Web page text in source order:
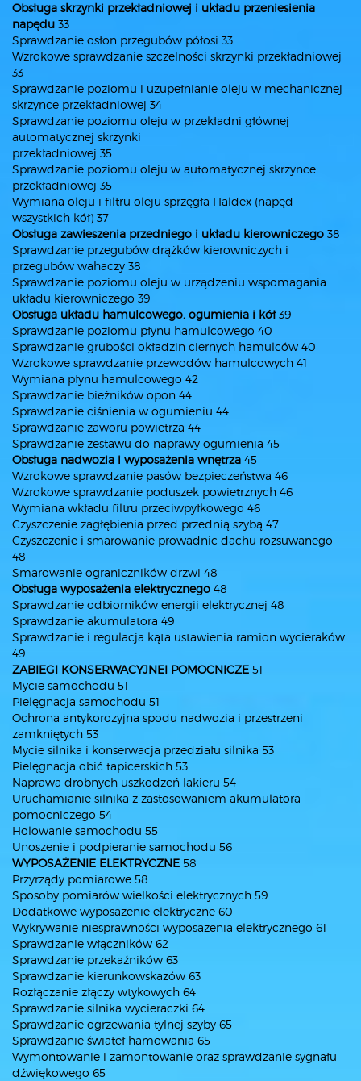
Obsługa skrzynki przekładniowej i układu przeniesienia
napędu 33
Sprawdzanie osłon przegubów półosi 33
Wzrokowe sprawdzanie szczelności skrzynki przekładniowej
33
Sprawdzanie poziomu i uzupełnianie oleju w mechanicznej
skrzynce przekładniowej 34
Sprawdzanie poziomu oleju w przekładni głównej
automatycznej skrzynki
przekładniowej 35
Sprawdzanie poziomu oleju w automatycznej skrzynce
przekładniowej 35
Wymiana oleju i filtru oleju sprzęgła Haldex (napęd
wszystkich kół) 37
Obsługa zawieszenia przedniego i układu kierowniczego 38
Sprawdzanie przegubów drążków kierowniczych i
przegubów wahaczy 38
Sprawdzanie poziomu oleju w urządzeniu wspomagania
układu kierowniczego 39
Obsługa układu hamulcowego, ogumienia i kół39
Sprawdzanie poziomu płynu hamulcowego 40
Sprawdzanie grubości okładzin ciernych hamulców 40
Wzrokowe sprawdzanie przewodów hamulcowych 41
Wymiana płynu hamulcowego 42
Sprawdzanie bieżników opon 44
Sprawdzanie ciśnienia w ogumieniu 44
Sprawdzanie zaworu powietrza 44
Sprawdzanie zestawu do naprawy ogumienia 45
Obsługa nadwozia i wyposażenia wnętrza 45
Wzrokowe sprawdzanie pasów bezpieczeństwa 46
Wzrokowe sprawdzanie poduszek powietrznych 46
Wymiana wkładu filtru przeciwpyłkowego 46
Czyszczenie zagłębienia przed przednią szybą 47
Czyszczenie i smarowanie prowadnic dachu rozsuwanego
48
Smarowanie ograniczników drzwi 48
Obsługa wyposażenia elektrycznego 48
Sprawdzanie odbiorników energii elektrycznej 48
Sprawdzanie akumulatora 49
Sprawdzanie i regulacja kąta ustawienia ramion wycieraków
49
ZABIEGI KONSERWACYJNEI POMOCNICZE 51
Mycie samochodu 51
Pielęgnacja samochodu 51
Ochrona antykorozyjna spodu nadwozia i przestrzeni
zamkniętych 53
Mycie silnika i konserwacja przedziału silnika 53
Pielęgnacja obić tapicerskich 53
Naprawa drobnych uszkodzeń lakieru 54
Uruchamianie silnika z zastosowaniem akumulatora
pomocniczego 54
Holowanie samochodu 55
Unoszenie i podpieranie samochodu 56
WYPOSAŻENIE ELEKTRYCZNE 58
Przyrządy pomiarowe 58
Sposoby pomiarów wielkości elektrycznych 59
Dodatkowe wyposażenie elektryczne 60
Wykrywanie niesprawności wyposażenia elektrycznego 61
Sprawdzanie włączników 62
Sprawdzanie przekaźników 63
Sprawdzanie kierunkowskazów 63
Rozłączanie złączy wtykowych 64
Sprawdzanie silnika wycieraczki 64
Sprawdzanie ogrzewania tylnej szyby 65
Sprawdzanie świateł hamowania 65
Wymontowanie i zamontowanie oraz sprawdzanie sygnału
dźwiękowego 65